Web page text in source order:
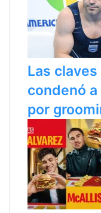
Las
condenó
por